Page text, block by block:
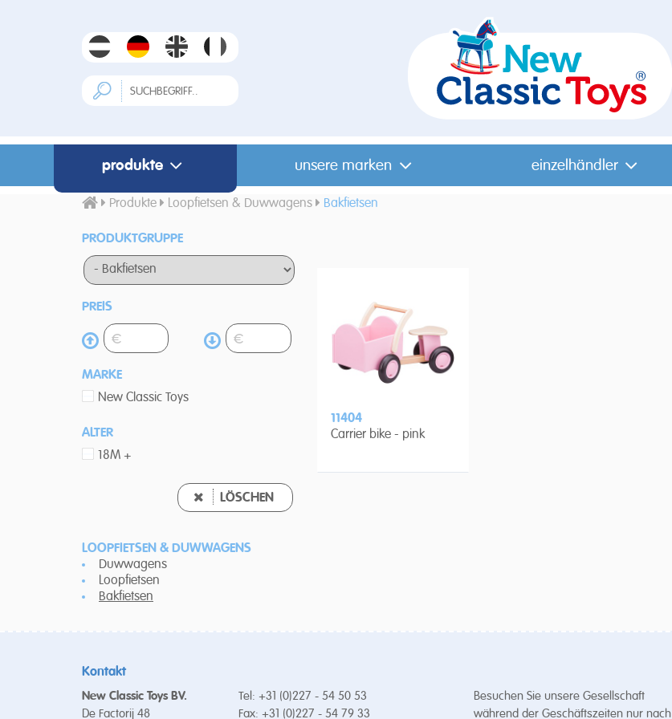
produkte unsere marken einzelhändler
Produkte Loopfietsen & Duwwagens Bakfietsen
PRODUKTGRUPPE
PREIS
MARKE
New Classic Toys
ALTER
18M +
LÖSCHEN
LOOPFIETSEN & DUWWAGENS
Duwwagens
Loopfietsen
Bakfietsen
11404
Carrier bike - pink
Kontakt
New Classic Toys BV.
De Factorij 48
Tel: +31 (0)227 - 54 50 53
Fax: +31 (0)227 - 54 79 33
Besuchen Sie unsere Gesellschaft
während der Geschäftszeiten nur nach